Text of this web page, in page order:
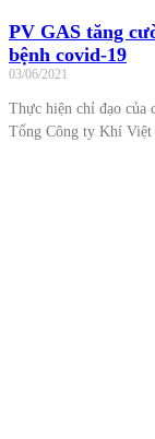
PV GAS tăng
bệnh covid-19
03/06/2021
Thực hiện chỉ đạo của
Tổng Công ty Khí